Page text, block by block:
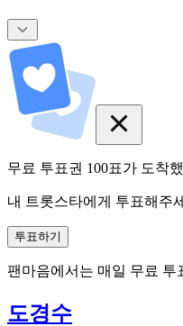
무료 투표권 100표가 도착
내 트롯스타에게 투표해주
투표하기
팬마음에서는 매일 무료 투
도경수